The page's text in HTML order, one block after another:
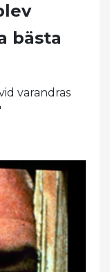
bästa
varandras